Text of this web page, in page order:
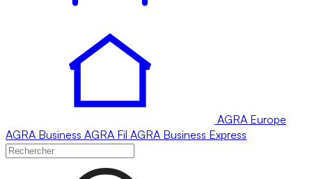
AGRA Europe
AGRA Business AGRA Fil AGRA Business Express